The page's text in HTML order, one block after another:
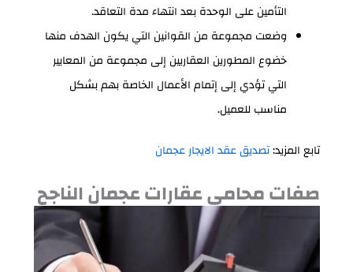
التأمين على الوحدة بعد انتهاء مدة التعاقد.
وضعت مجموعة من القوانين التي يكون الهدف منها
خضوع المطورين العقاريين إلى مجموعة من المعايير
التي تؤدي إلى إتمام الأعمال الخاصة بهم بشكل
مناسب للعميل.
تابع المزيد:تصديق عقد الايجار عجمان
صفات محامي عقارات عجمان الناجح